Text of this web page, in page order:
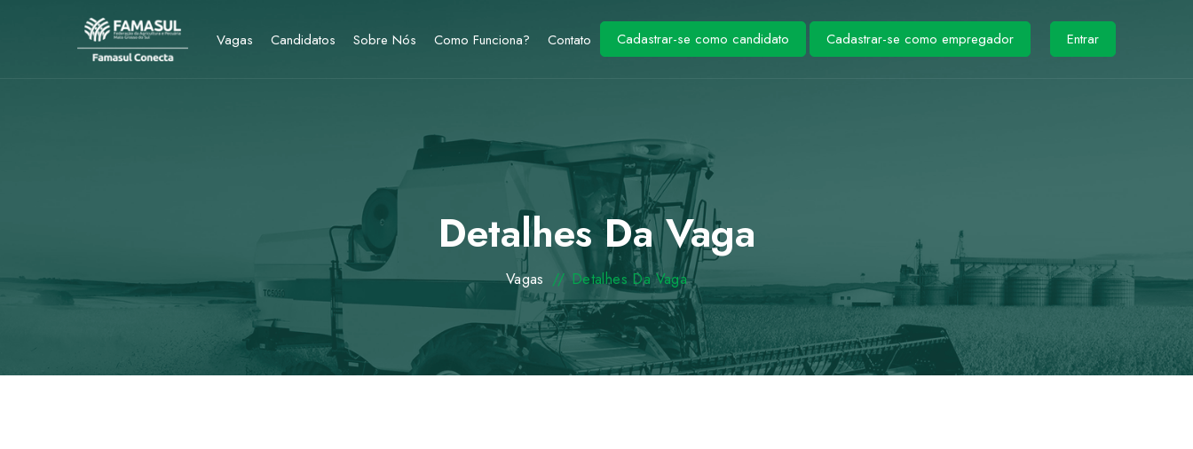
Vagas Candidatos Sobre Nós Como Funciona? Contato Cadastrar-se como candidato Cadastrar-se como empregador Entrar
Detalhes Da Vaga
Vagas // Detalhes Da Vaga